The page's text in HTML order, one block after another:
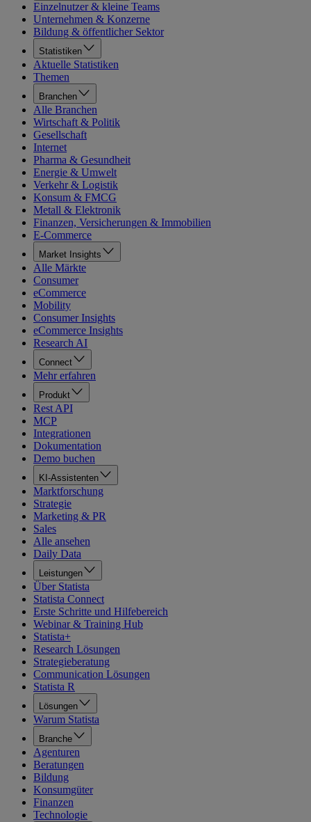
Einzelnutzer & kleine Teams
Unternehmen & Konzerne
Bildung & öffentlicher Sektor
Statistiken
Aktuelle Statistiken
Themen
Branchen
Alle Branchen
Wirtschaft & Politik
Gesellschaft
Internet
Pharma & Gesundheit
Energie & Umwelt
Verkehr & Logistik
Konsum & FMCG
Metall & Elektronik
Finanzen, Versicherungen & Immobilien
E-Commerce
Market Insights
Alle Märkte
Consumer
eCommerce
Mobility
Consumer Insights
eCommerce Insights
Research AI
Connect
Mehr erfahren
Produkt
Rest API
MCP
Integrationen
Dokumentation
Demo buchen
KI-Assistenten
Marktforschung
Strategie
Marketing & PR
Sales
Alle ansehen
Daily Data
Leistungen
Über Statista
Statista Connect
Erste Schritte und Hilfebereich
Webinar & Training Hub
Statista+
Research Lösungen
Strategieberatung
Communication Lösungen
Statista R
Lösungen
Warum Statista
Branche
Agenturen
Beratungen
Bildung
Konsumgüter
Finanzen
Technologie